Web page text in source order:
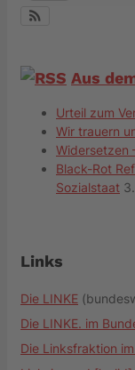
Aus
Urteil zum
Wir trauern
Widersetzen
Black-Rot
Sozialstaat
Links
Die LINKE
Die LINKE. im
Die Linksfraktion